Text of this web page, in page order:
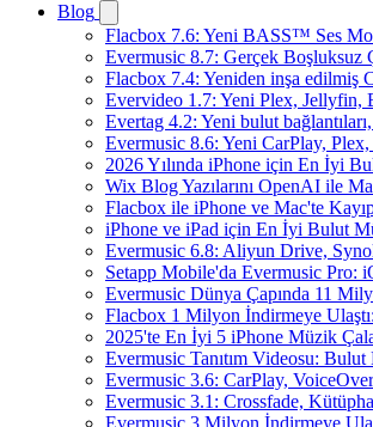
Blog
Flacbox 7.6: Yeni BASS™ Ses
Evermusic 8.7: Gerçek Boşluksuz
Flacbox 7.4: Yeniden inşa edilmiş
Evervideo 1.7: Yeni Plex, Jellyfin,
Evertag 4.2: Yeni bulut
Evermusic 8.6: Yeni CarPlay,
2026 Yılında iPhone için En İyi
Wix Blog Yazılarını OpenAI ile
Flacbox ile iPhone ve Mac'te
iPhone ve iPad için En İyi Bulut
Evermusic 6.8: Aliyun Drive,
Setapp Mobile'da Evermusic Pro:
Evermusic Dünya Çapında 11
Flacbox 1 Milyon İndirmeye
2025'te En İyi 5 iPhone Müzik
Evermusic Tanıtım Videosu:
Evermusic 3.6: CarPlay,
Evermusic 3.1: Crossfade,
Evermusic 3 Milyon İndirmeye